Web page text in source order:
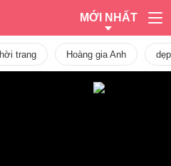
MỚI NHẤT
trang Hoàng gia Anh dẹp